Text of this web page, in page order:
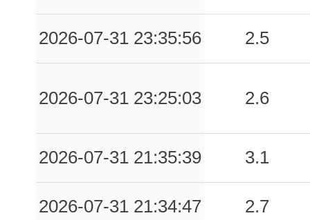
2026-07-31 23:35:56 2.5
2026-07-31 23:25:03 2.6
2026-07-31 21:35:39 3.1
2026-07-31 21:34:47 2.7